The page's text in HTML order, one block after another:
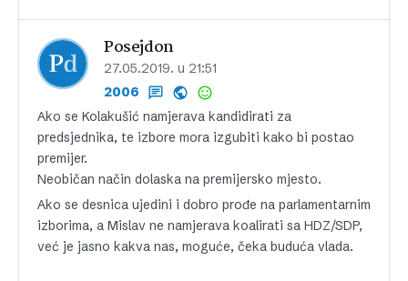
Posejdon
27.05.2019. u 21:51
2006
Ako se Kolakušić namjerava kandidirati za
predsjednika, te izbore mora izgubiti kako bi postao
premijer.
Neobičan način dolaska na premijersko mjesto.
Ako se desnica ujedini i dobro prođe na parlamentarnim
izborima, a Mislav ne namjerava koalirati sa HDZ/SDP,
već je jasno kakva nas, moguće, čeka buduća vlada.